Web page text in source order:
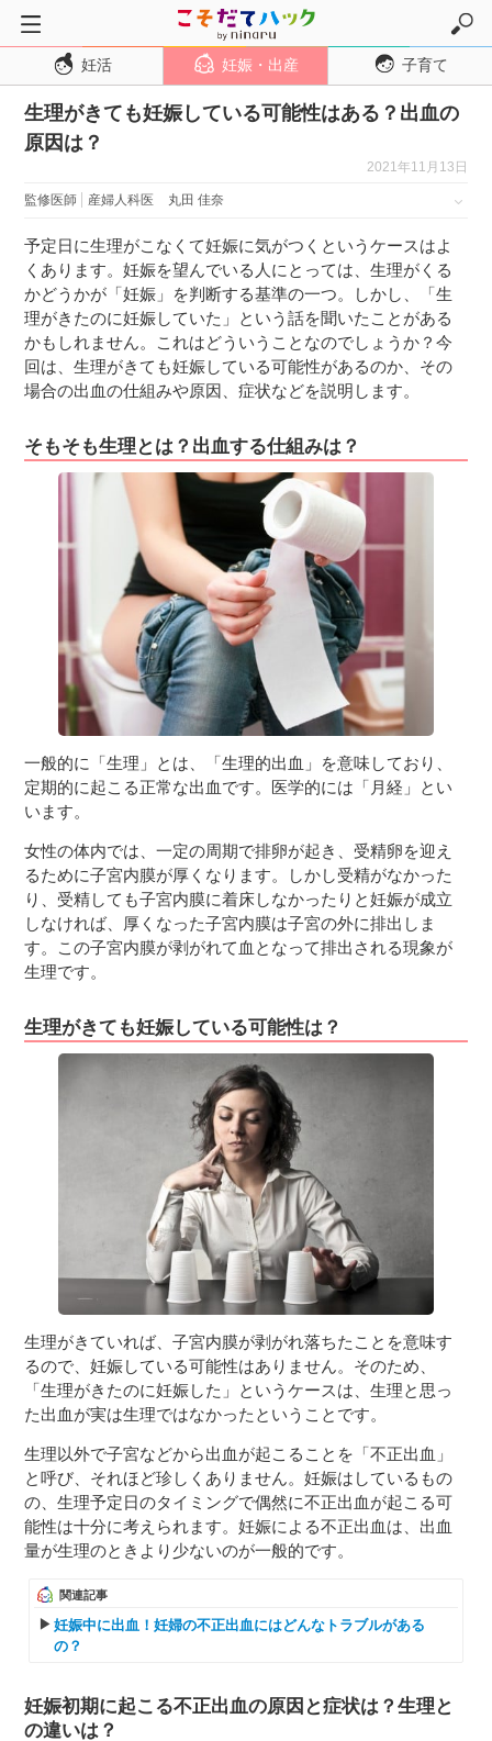
トップページ
妊活
妊娠・出産
妊娠中期
妊娠後期
出産
子育て・育児
１歳児
妊活 妊娠・出産 子育て
生理がきても妊娠している可能性はある？出血の
原因は？
2021年11月13日
監修医師 産婦人科医 丸田 佳奈
予定日に生理がこなくて妊娠に気がつくというケースはよ
くあります。妊娠を望んでいる人にとっては、生理がくる
かどうかが「妊娠」を判断する基準の一つ。しかし、「生
理がきたのに妊娠していた」という話を聞いたことがある
かもしれません。これはどういうことなのでしょうか？今
回は、生理がきても妊娠している可能性があるのか、その
場合の出血の仕組みや原因、症状などを説明します。
そもそも生理とは？出血する仕組みは？
一般的に「生理」とは、「生理的出血」を意味しており、
定期的に起こる正常な出血です。医学的には「月経」とい
います。
女性の体内では、一定の周期で排卵が起き、受精卵を迎え
るために子宮内膜が厚くなります。しかし受精がなかった
り、受精しても子宮内膜に着床しなかったりと妊娠が成立
しなければ、厚くなった子宮内膜は子宮の外に排出しま
す。この子宮内膜が剥がれて血となって排出される現象が
生理です。
生理がきても妊娠している可能性は？
生理がきていれば、子宮内膜が剥がれ落ちたことを意味す
るので、妊娠している可能性はありません。そのため、
「生理がきたのに妊娠した」というケースは、生理と思っ
た出血が実は生理ではなかったということです。
生理以外で子宮などから出血が起こることを「不正出血」
と呼び、それほど珍しくありません。妊娠はしているもの
の、生理予定日のタイミングで偶然に不正出血が起こる可
能性は十分に考えられます。妊娠による不正出血は、出血
量が生理のときより少ないのが一般的です。
関連記事
妊娠中に出血！妊婦の不正出血にはどんなトラブルがある
の？
妊娠初期に起こる不正出血の原因と症状は？生理と
の違いは？